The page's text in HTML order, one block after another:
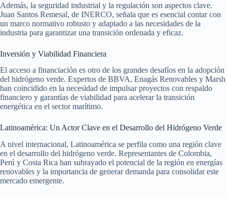
Además, la seguridad industrial y la regulación son aspectos clave.
Juan Santos Remesal, de INERCO, señala que es esencial contar con
un marco normativo robusto y adaptado a las necesidades de la
industria para garantizar una transición ordenada y eficaz.
Inversión y Viabilidad Financiera
El acceso a financiación es otro de los grandes desafíos en la adopción
del hidrógeno verde. Expertos de BBVA, Enagás Renovables y Marsh
han coincidido en la necesidad de impulsar proyectos con respaldo
financiero y garantías de viabilidad para acelerar la transición
energética en el sector marítimo.
Latinoamérica: Un Actor Clave en el Desarrollo del Hidrógeno Verde
A nivel internacional, Latinoamérica se perfila como una región clave
en el desarrollo del hidrógeno verde. Representantes de Colombia,
Perú y Costa Rica han subrayado el potencial de la región en energías
renovables y la importancia de generar demanda para consolidar este
mercado emergente.